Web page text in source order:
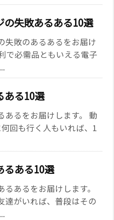
の失敗あるある10選
失敗のあるあるをお届け
で必需品ともいえる電子
ある10選
あるをお届けします。 動
回も行く人もいれば、1
るある10選
るあるをお届けします。
達がいれば、普段はその